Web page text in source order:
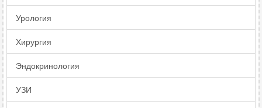
Урология
Хирургия
Эндокринология
УЗИ